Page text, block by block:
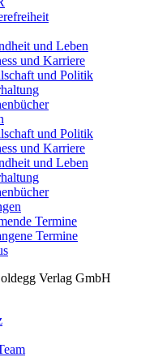
und Leben
und Karriere
und Politik
und Politik
und Karriere
und Leben
Termine
Termine
Verlag GmbH